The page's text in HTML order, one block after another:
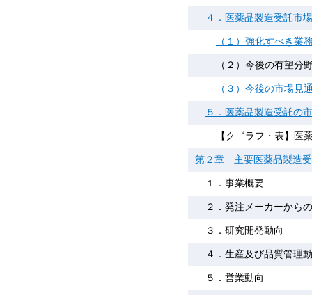
４．医薬品製造受託市
（１）強化すべき業
（２）今後の有望分
（３）今後の市場見
５．医薬品製造受託の
【ク゛ラフ・表】医
第２章 主要医薬品製造
１．事業概要
２．発注メーカーから
３．研究開発動向
４．生産及び品質管理
５．営業動向